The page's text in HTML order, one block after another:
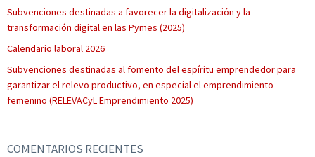
Subvenciones destinadas a favorecer la digitalización y la
transformación digital en las Pymes (2025)
Calendario laboral 2026
Subvenciones destinadas al fomento del espíritu emprendedor para
garantizar el relevo productivo, en especial el emprendimiento
femenino (RELEVACyL Emprendimiento 2025)
COMENTARIOS RECIENTES